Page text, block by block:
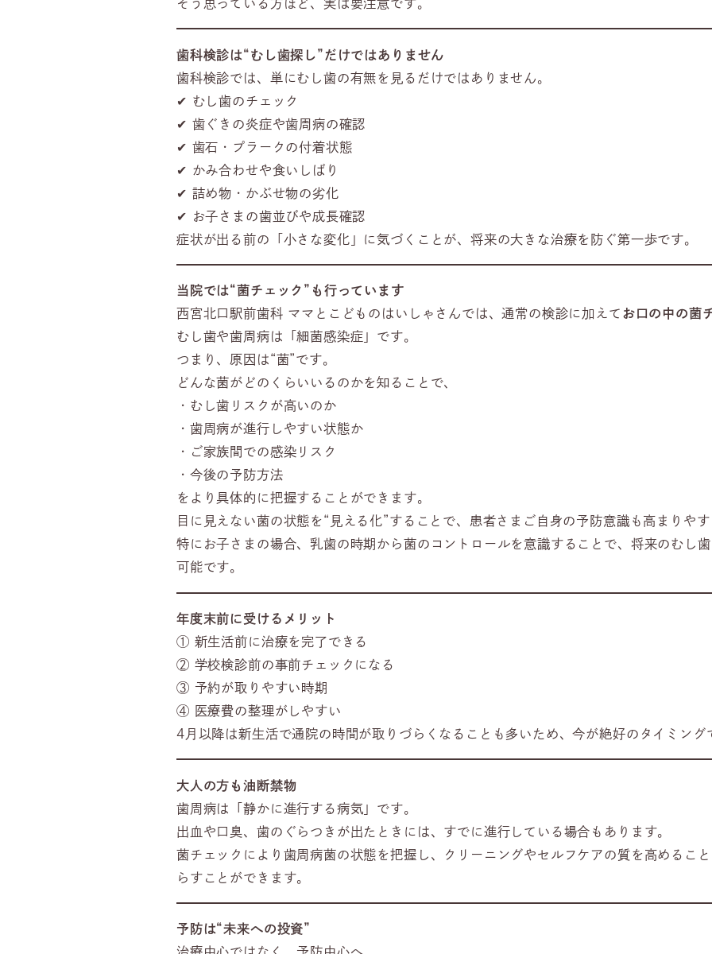
そう思っている方ほど、実は要注意です。
歯科検診は“むし歯探し”だけではありません
歯科検診では、単にむし歯の有無を見るだけではありません。
✔ むし歯のチェック
✔ 歯ぐきの炎症や歯周病の確認
✔ 歯石・プラークの付着状態
✔ かみ合わせや食いしばり
✔ 詰め物・かぶせ物の劣化
✔ お子さまの歯並びや成長確認
症状が出る前の「小さな変化」に気づくことが、将来の大きな治療を防ぐ第一歩です。
当院では“菌チェック”も行っています
西宮北口駅前歯科 ママとこどものはいしゃさんでは、通常の検診に加えて お口の中の菌
むし歯や歯周病は「細菌感染症」です。
つまり、原因は“菌”です。
どんな菌がどのくらいいるのかを知ることで、
・むし歯リスクが高いのか
・歯周病が進行しやすい状態か
・ご家族間での感染リスク
・今後の予防方法
をより具体的に把握することができます。
目に見えない菌の状態を“見える化”することで、患者さまご自身の予防意識も高まりやす
特にお子さまの場合、乳歯の時期から菌のコントロールを意識することで、将来のむし
可能です。
年度末前に受けるメリット
① 新生活前に治療を完了できる
② 学校検診前の事前チェックになる
③ 予約が取りやすい時期
④ 医療費の整理がしやすい
4月以降は新生活で通院の時間が取りづらくなることも多いため、今が絶好のタイミング
大人の方も油断禁物
歯周病は「静かに進行する病気」です。
出血や口臭、歯のぐらつきが出たときには、すでに進行している場合もあります。
菌チェックにより歯周病菌の状態を把握し、クリーニングやセルフケアの質を高めるこ
らすことができます。
予防は“未来への投資”